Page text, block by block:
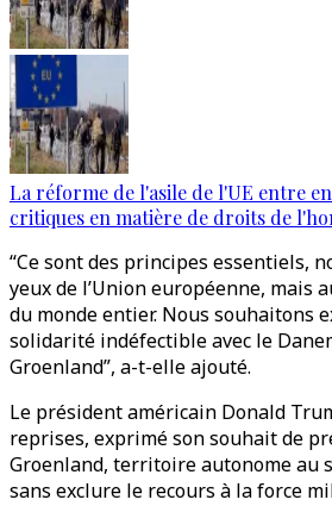
La réforme de l'asile de l'UE entre
critiques en matière de droits de
“Ce sont des principes essentiels,
yeux de l’Union européenne, mais
du monde entier. Nous souhaitons
solidarité indéfectible avec le
Groenland”, a-t-elle ajouté.
Le président américain Donald
reprises, exprimé son souhait de
Groenland, territoire autonome au
sans exclure le recours à la force